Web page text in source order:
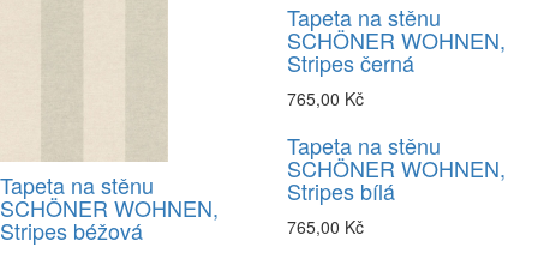
Tapeta na stěnu
SCHÖNER WOHNEN,
Stripes béžová
Tapeta na stěnu
SCHÖNER WOHNEN,
Stripes černá
765,00 Kč
Tapeta na stěnu
SCHÖNER WOHNEN,
Stripes bílá
765,00 Kč